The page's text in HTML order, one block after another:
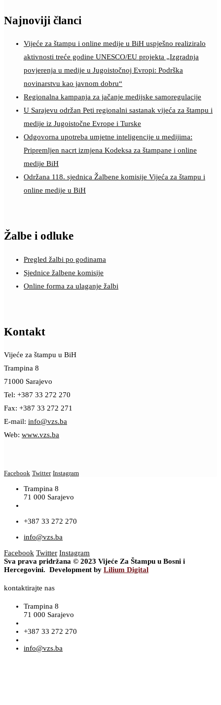
Najnoviji članci
Vijeće za štampu i online medije u BiH uspješno realiziralo
aktivnosti treće godine UNESCO/EU projekta „Izgradnja
povjerenja u medije u Jugoistočnoj Evropi: Podrška
novinarstvu kao javnom dobru“
Regionalna kampanja za jačanje medijske samoregulacije
U Sarajevu održan Peti regionalni sastanak vijeća za štampu i
medije iz Jugoistočne Evrope i Turske
Odgovorna upotreba umjetne inteligencije u medijima:
Pripremljen nacrt izmjena Kodeksa za štampane i online
medije BiH
Održana 118. sjednica Žalbene komisije Vijeća za štampu i
online medije u BiH
Žalbe i odluke
Pregled žalbi po godinama
Sjednice žalbene komisije
Online forma za ulaganje žalbi
Kontakt
Vijeće za štampu u BiH
Trampina 8
71000 Sarajevo
Tel: +387 33 272 270
Fax: +387 33 272 271
E-mail: info@vzs.ba
Web: www.vzs.ba
Facebook Twitter Instagram
Trampina 8
71 000 Sarajevo
+387 33 272 270
info@vzs.ba
Facebook Twitter Instagram
Sva prava pridržana © 2023 Vijeće Za Štampu u Bosni i
Hercegovini. Development by Lilium Digital
kontaktirajte nas
Trampina 8
71 000 Sarajevo
+387 33 272 270
info@vzs.ba